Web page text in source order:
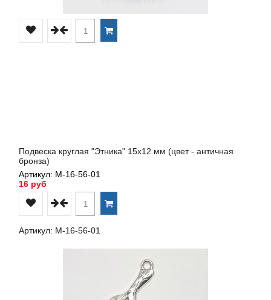
Подвеска круглая "Этника" 15х12 мм (цвет - античная
бронза)
Артикул: М-16-56-01
16 руб
Артикул: М-16-56-01